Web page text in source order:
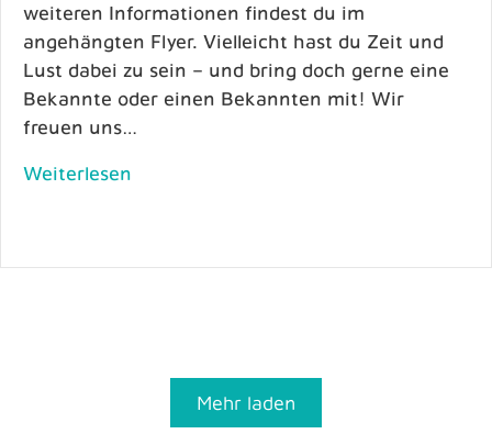
weiteren Informationen findest du im
angehängten Flyer. Vielleicht hast du Zeit und
Lust dabei zu sein – und bring doch gerne eine
Bekannte oder einen Bekannten mit! Wir
freuen uns…
Weiterlesen
Mehr laden